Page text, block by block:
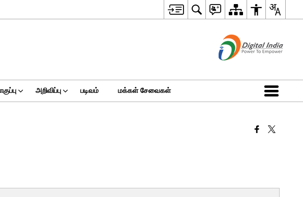
அறிவிப்பு படிவம் மக்கள் சேவைகள்